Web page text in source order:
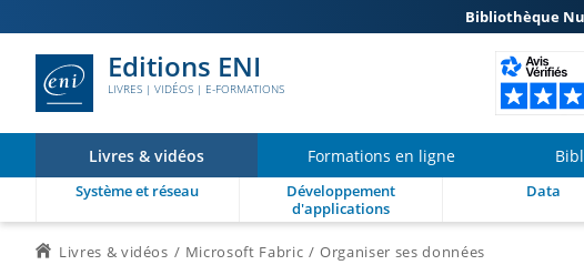
Bibliothèque
Editions ENI
LIVRES | VIDÉOS | E-FORMATIONS
Livres & vidéos Formations en ligne
Système et réseau
Développement
d'applications
Data
Livres & vidéos Microsoft Fabric Organiser ses données